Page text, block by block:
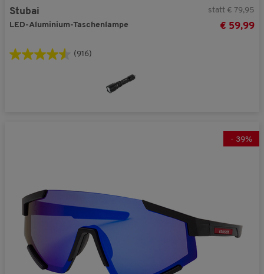
Stubai
LED-Aluminium-Taschenlampe
statt € 79,95
€ 59,99
(916)
- 39%